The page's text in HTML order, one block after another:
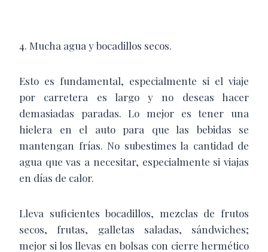
4. Mucha agua y bocadillos secos.
Esto es fundamental, especialmente si el viaje
por carretera es largo y no deseas hacer
demasiadas paradas. Lo mejor es tener una
hielera en el auto para que las bebidas se
mantengan frías. No subestimes la cantidad de
agua que vas a necesitar, especialmente si viajas
en días de calor.
Lleva suficientes bocadillos, mezclas de frutos
secos, frutas, galletas saladas, sándwiches;
mejor si los llevas en bolsas con cierre hermético